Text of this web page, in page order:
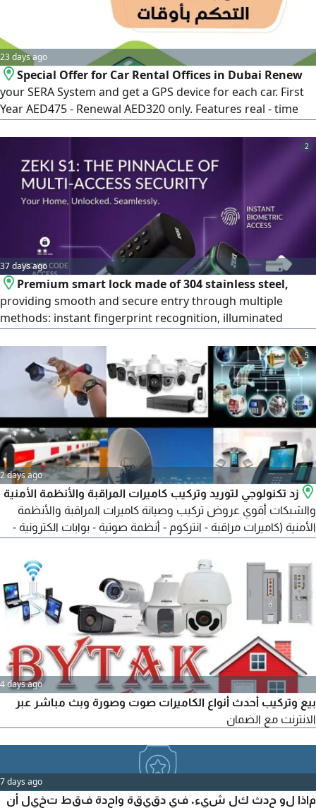
23 days ago
Special Offer for Car Rental Offices in Dubai Renew
your SERA System and get a GPS device for each car. First
Year AED475 - Renewal AED320 only. Features real - time
2
37 days ago
Premium smart lock made of 304 stainless steel,
providing smooth and secure entry through multiple
methods: instant fingerprint recognition, illuminated
control, and a mechanical key for emergencies. Features
an exceptionally long battery life, durable design, and
elegant finish, perfect for homes, apartments, and offices.
Includes instant fingerprint unlocking and illuminated
keypad.
5
2 days ago
زد تكنولوجي لتوريد وتركيب كاميرات المراقبة والأنظمة الأمنية
والشبكات أقوي عروض تركيب وصيانة كاميرات المراقبة والأنظمة
الأمنية (كاميرات مراقبة - انتركوم - أنظمة صوتية - بوابات الكترونية -
ومكاتب ومطاعم وكوفي شوب وبنايات وجميع الهيئات الحكومية
نسعى لكسب وارضاء عملائنا الكرام اذا لديك أي استفسار لا تتردد
بالاتصال بنا علي مدار 24 ساعة
4 days ago
بيع وتركيب أحدث أنواع الكاميرات صوت وصورة وبث مباشر عبر
الانترنت مع الضمان
7 days ago
ماذا لو حدث كل شيء. في دقيقة واحدة فقط تخيل أن